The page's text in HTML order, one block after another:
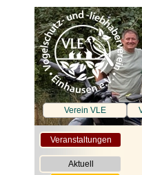
Verein VLE
Veranstaltungen
Aktuell